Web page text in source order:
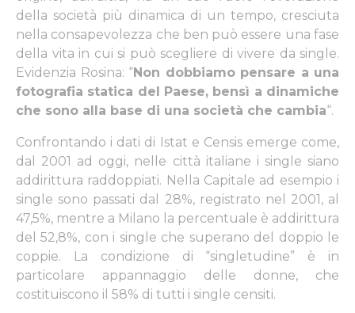
della società più dinamica di un tempo, cresciuta
nella consapevolezza che ben può essere una fase
della vita in cui si può scegliere di vivere da single.
Evidenzia Rosina: “Non dobbiamo pensare a una
fotografia statica del Paese, bensì a dinamiche
che sono alla base di una società che cambia“.
Confrontando i dati di Istat e Censis emerge come,
dal 2001 ad oggi, nelle città italiane i single siano
addirittura raddoppiati. Nella Capitale ad esempio i
single sono passati dal 28%, registrato nel 2001, al
47,5%, mentre a Milano la percentuale è addirittura
del 52,8%, con i single che superano del doppio le
coppie. La condizione di “singletudine” è in
particolare appannaggio delle donne, che
costituiscono il 58% di tutti i single censiti.